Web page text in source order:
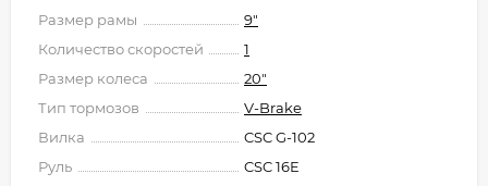
Размер рамы
9"
Количество скоростей
1
Размер колеса
20"
Тип тормозов
V-Brake
Вилка
CSC G-102
Руль
CSC 16E